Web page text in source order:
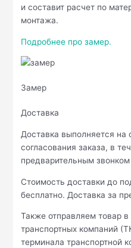
и составит расчет по
монтажа.
Подробнее про замер.
Замер
Доставка
Доставка выполняется
согласования заказа, в
предварительным звонком
Стоимость доставки до
бесплатно. Доставка за
Также отправляем товар
транспортных компаний
терминала транспортной